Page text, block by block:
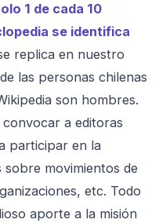
1 de cada 10
se identifica
replica en nuestro
las personas chilenas
son hombres.
a editoras
participar en la
movimientos de
etc. Todo
aporte a la misión